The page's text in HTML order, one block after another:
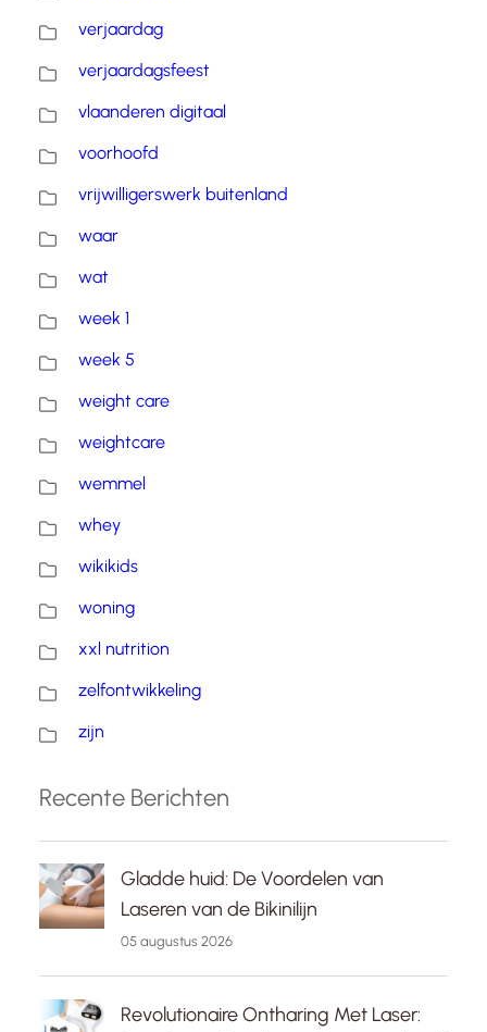
verjaardag
verjaardagsfeest
vlaanderen digitaal
voorhoofd
vrijwilligerswerk buitenland
waar
wat
week 1
week 5
weight care
weightcare
wemmel
whey
wikikids
woning
xxl nutrition
zelfontwikkeling
zijn
Recente Berichten
Gladde huid: De Voordelen van
Laseren van de Bikinilijn
05 augustus 2026
Revolutionaire Ontharing Met Laser: